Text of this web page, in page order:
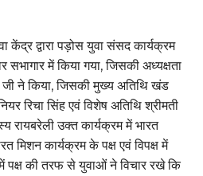
केंद्र द्वारा पड़ोस युवा संसद कार्यक्रम
में किया गया, जिसकी अध्यक्षता
जी ने किया, जिसकी मुख्य अतिथि खंड
रिचा सिंह एवं विशेष अतिथि श्रीमती
रायबरेली उक्त कार्यक्रम में भारत
मिशन कार्यक्रम के पक्ष एवं विपक्ष में
की तरफ से युवाओं ने विचार रखे कि